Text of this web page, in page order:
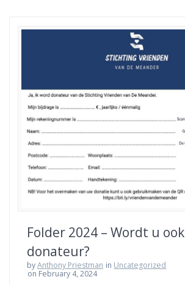
Folder 2024 – Wordt u ook
donateur?
byAnthony Priestman in Uncategorized
on February 4, 2024